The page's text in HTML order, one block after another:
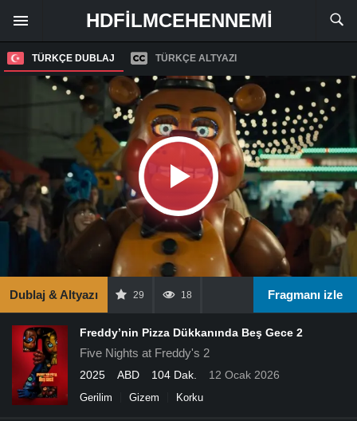
HDFILMCEHENNEMI
TÜRKÇE DUBLAJ TÜRKÇE ALTYAZI
Dublaj & Altyazı 29 18 Fragmanı izle
Freddy’nin Pizza Dükkanında Beş Gece 2
Five Nights at Freddy's 2
2025 ABD 104 Dak. 12 Ocak 2026
Gerilim Gizem Korku